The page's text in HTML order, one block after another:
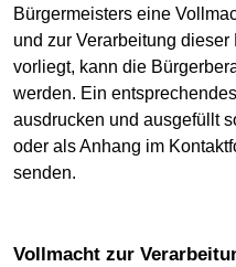
Bürgermeisters eine
und zur Verarbeitung
vorliegt, kann die
werden. Ein
ausdrucken und ausgefüllt
oder als Anhang im
senden.
Vollmacht zur